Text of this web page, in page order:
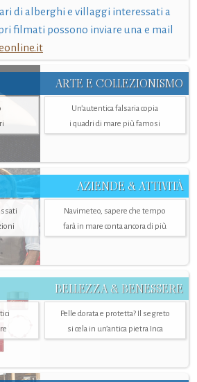
di alberghi e villaggi interessati a
filmati possono inviare una e mail
ARTE E COLLEZIONISMO
Un’autentica falsaria copia
i quadri di mare più famosi
AZIENDE & ATTIVITÀ
Navimeteo, sapere che tempo
farà in mare conta ancora di più
BELLEZZA & BENESSERE
Pelle dorata e protetta? Il segreto
si cela in un’antica pietra Inca